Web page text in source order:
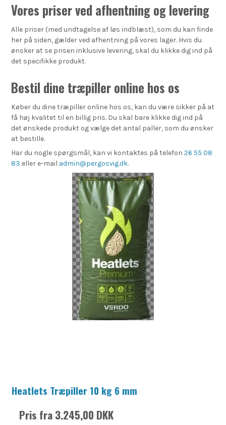
Vores priser ved afhentning og levering
Alle priser (med undtagelse af løs indblæst), som du kan finde
her på siden, gælder ved afhentning på vores lager. Hvis du
ønsker at se prisen inklusive levering, skal du klikke dig ind på
det specifikke produkt.
Bestil dine træpiller online hos os
Køber du dine træpiller online hos os, kan du være sikker på at
få høj kvalitet til en billig pris. Du skal bare klikke dig ind på
det ønskede produkt og vælge det antal paller, som du ønsker
at bestille.
Har du nogle spørgsmål, kan vi kontaktes på telefon26 55 08
83 eller e-mail admin@pergosvig.dk.
Heatlets Træpiller 10 kg 6 mm
Pris fra3.245,00 DKK